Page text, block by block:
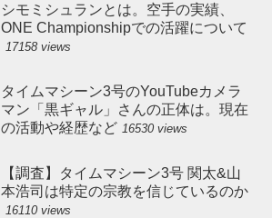
シモミシュランとは。空手の実績、
ONE Championshipでの活躍について
17158 views
タイムマシーン3号のYouTubeカメラ
マン「黒ギャル」さんの正体は。現在
の活動や経歴など 16530 views
【調査】タイムマシーン3号 関太&山
本浩司は特定の宗教を信じているのか
16110 views